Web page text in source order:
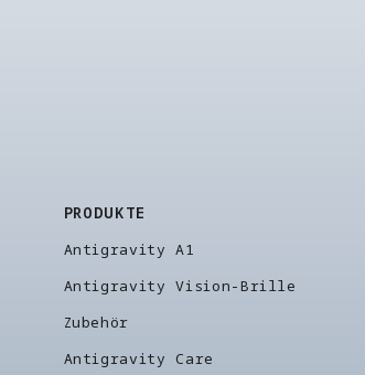
PRODUKTE
Antigravity A1
Antigravity Vision-Brille
Zubehör
Antigravity Care